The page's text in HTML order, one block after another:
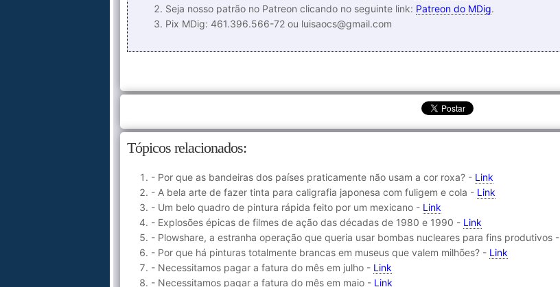
Seja nosso patrão no Patreon clicando no seguinte link: Patreon do MDig.
Pix MDig: 461.396.566-72 ou luisaocs@gmail.com
Tópicos relacionados:
- Por que as bandeiras dos países praticamente não usam a cor roxa? - Link
- A bela arte de fazer tinta para caligrafia japonesa com fuligem e cola - Link
- Um belo quadro de pintura rápida feito por um mexicano - Link
- Explosões épicas de filmes de ação das décadas de 1980 e 1990 - Link
- Plowshare, a estranha operação que queria usar bombas nucleares para fins produtivos -
- Por que há pinturas totalmente brancas em museus que valem milhões? - Link
- Necessitamos pagar a fatura do mês em julho - Link
- Necessitamos pagar a fatura do mês em maio - Link